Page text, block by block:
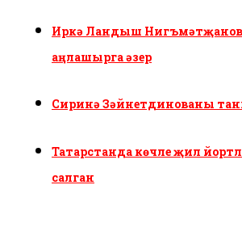
Иркә Ландыш
аңлашырга әзер
Сиринә Зәйнетдинованы
Татарстанда көчле җил
салган